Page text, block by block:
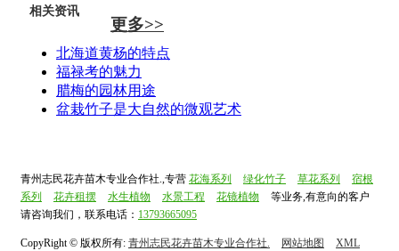
相关资讯
更多>>
北海道黄杨的特点
福禄考的魅力
腊梅的园林用途
盆栽竹子是大自然的微观艺术
青州志民花卉苗木专业合作社.,专营 花海系列 绿化竹子 草花系列
宿根
系列
花卉租摆 水生植物 水景工程 花镜植物
等业务,有意向的客户
请咨询我们，联系电话： 13793665095
CopyRight © 版权所有: 青州志民花卉苗木专业合作社. 网站地图 XML